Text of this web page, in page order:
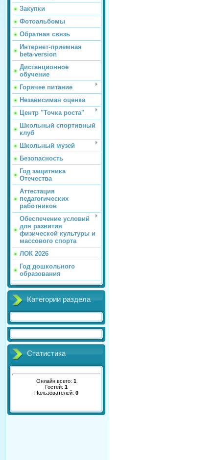
Закупки
Фотоальбомы
Обратная связь
Интернет-приемная
beta-version
Дистанционное
обучение
Горячее питание
Независимая оценка
Центр "Точка роста"
Школьный спортивный
клуб
Школьный музей
Безопасность
Год защитника
Отечества
Аттестация
педагогических
работников
Обеспечение условий
для развития
физической культуры и
массового спорта
ЛОК 2026
Год дошкольного
образования
Категории раздела
Статистика
Онлайн всего: 1
Гостей: 1
Пользователей: 0